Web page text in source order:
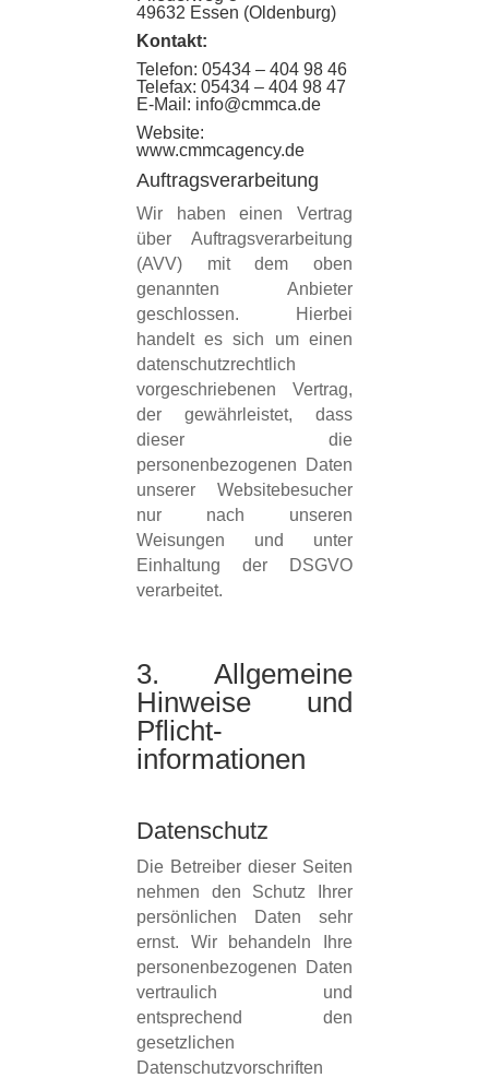
49632 Essen (Oldenburg)
Kontakt:
Telefon: 05434 – 404 98 46
Telefax: 05434 – 404 98 47
E-Mail: info@cmmca.de
Website:
www.cmmcagency.de
Auftragsverarbeitung
Wir haben einen Vertrag
über Auftragsverarbeitung
(AVV) mit dem oben
genannten Anbieter
geschlossen. Hierbei
handelt es sich um einen
datenschutzrechtlich
vorgeschriebenen Vertrag,
der gewährleistet, dass
dieser die
personenbezogenen Daten
unserer Websitebesucher
nur nach unseren
Weisungen und unter
Einhaltung der DSGVO
verarbeitet.
3. Allgemeine
Hinweise und
Pflicht­
informationen
Datenschutz
Die Betreiber dieser Seiten
nehmen den Schutz Ihrer
persönlichen Daten sehr
ernst. Wir behandeln Ihre
personenbezogenen Daten
vertraulich und
entsprechend den
gesetzlichen
Datenschutzvorschriften